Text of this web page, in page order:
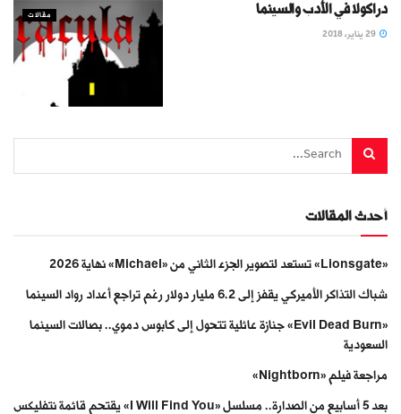
مقالات دراكولا في الأدب والسينما
أحدث المقالات
«Lionsgate» تستعد لتصوير الجزء الثاني من «Michael» نهاية 2026
شباك التذاكر الأميركي يقفز إلى 6.2 مليار دولار رغم تراجع أعداد رواد السينما
«Evil Dead Burn» جنازة عائلية تتحول إلى كابوس دموي.. بصالات السينما
السعودية
مراجعة فيلم «Nightborn»
بعد 5 أسابيع من الصدارة.. مسلسل «I Will Find You» يقتحم قائمة نتفليكس